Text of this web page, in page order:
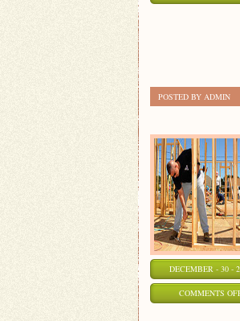
POSTED BY ADMIN
DECEMBER - 30 -
COMMENTS